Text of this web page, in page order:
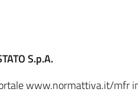
S.p.A.
www.normattiva.it/mfr